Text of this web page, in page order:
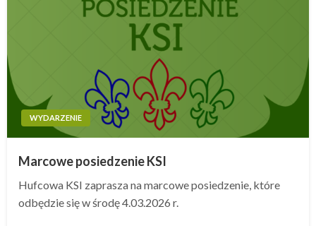
WYDARZENIE
Marcowe posiedzenie KSI
Hufcowa KSI zaprasza na marcowe posiedzenie, które
odbędzie się w środę 4.03.2026 r.